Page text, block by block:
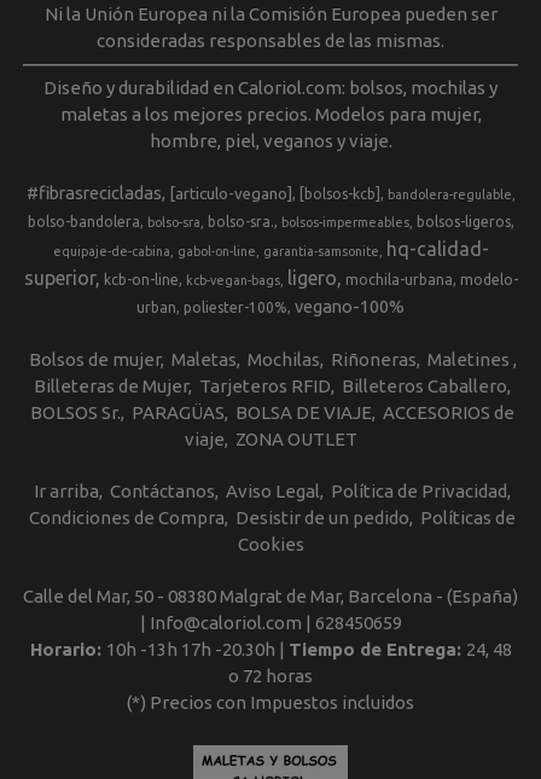
Ni la Unión Europea ni la Comisión Europea pueden ser
consideradas responsables de las mismas.
Diseño y durabilidad en Caloriol.com: bolsos, mochilas y
maletas a los mejores precios. Modelos para mujer,
hombre, piel, veganos y viaje.
#fibrasrecicladas [articulo-vegano] [bolsos-kcb] bandolera-regulable
bolso-bandolera bolso-sra bolso-sra. bolsos-impermeables bolsos-ligeros
equipaje-de-cabina gabol-on-line garantia-samsonite
hq-calidad-
superior
kcb-on-line kcb-vegan-bags ligero mochila-urbana
modelo-
urban
poliester-100% vegano-100%
Bolsos de mujer Maletas Mochilas Riñoneras Maletines
Billeteras de Mujer Tarjeteros RFID
Billeteros Caballero
BOLSOS Sr.
PARAGÜAS BOLSA DE VIAJE ACCESORIOS de
viaje
ZONA OUTLET
Ir arriba Contáctanos Aviso Legal
Política de Privacidad
Condiciones de Compra
Desistir de un pedido
Políticas de
Cookies
Calle del Mar, 50 - 08380 Malgrat de Mar, Barcelona - (España)
| Info@caloriol.com | 628450659
Horario: 10h -13h 17h -20.30h | Tiempo de Entrega: 24, 48
o 72 horas
(*) Precios con Impuestos incluidos